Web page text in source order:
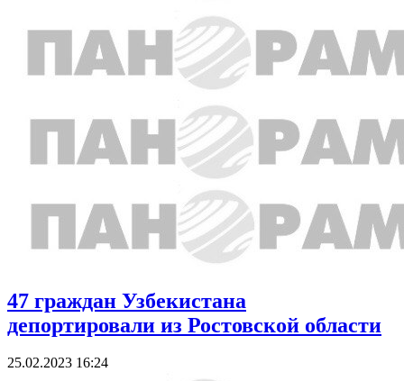
47 граждан Узбекистана
депортировали из Ростовской области
25.02.2023 16:24